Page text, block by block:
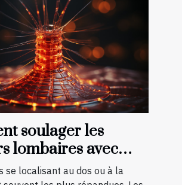
soulager les
lombaires avec
exercices ?
se localisant au dos ou à la